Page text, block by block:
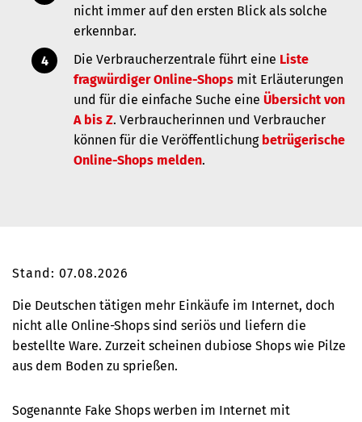
nicht immer auf den ersten Blick als solche
erkennbar.
Die Verbraucherzentrale führt eine Liste
fragwürdiger Online-Shops mit Erläuterungen
und für die einfache Suche eine Übersicht von
A bis Z. Verbraucherinnen und Verbraucher
können für die Veröffentlichung betrügerische
Online-Shops melden.
Stand: 07.08.2026
Die Deutschen tätigen mehr Einkäufe im Internet, doch
nicht alle Online-Shops sind seriös und liefern die
bestellte Ware. Zurzeit scheinen dubiose Shops wie Pilze
aus dem Boden zu sprießen.
Sogenannte Fake Shops werben im Internet mit